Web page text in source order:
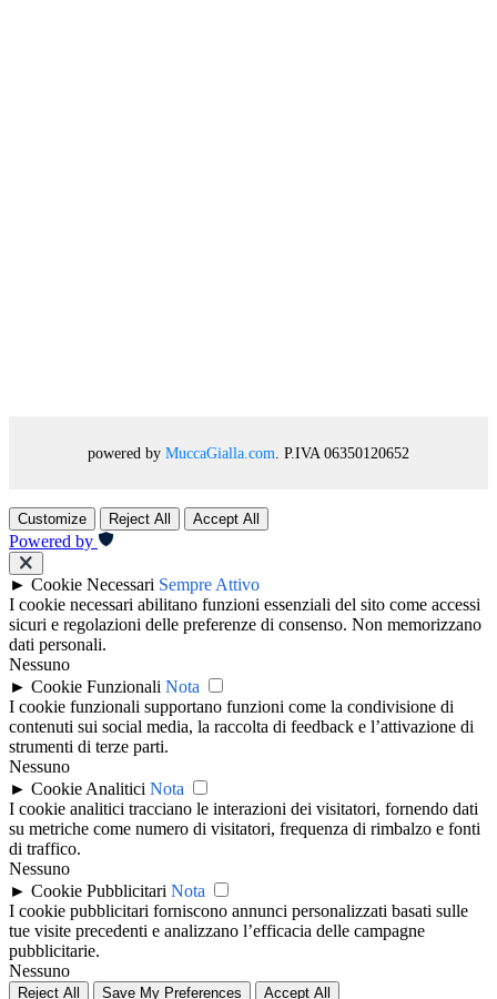
powered by MuccaGialla.com . P.IVA 06350120652
Customize Reject All Accept All
Powered by
► Cookie Necessari Sempre Attivo
I cookie necessari abilitano funzioni essenziali del sito come accessi
sicuri e regolazioni delle preferenze di consenso. Non memorizzano
dati personali.
Nessuno
► Cookie Funzionali Nota
I cookie funzionali supportano funzioni come la condivisione di
contenuti sui social media, la raccolta di feedback e l’attivazione di
strumenti di terze parti.
Nessuno
► Cookie Analitici Nota
I cookie analitici tracciano le interazioni dei visitatori, fornendo dati
su metriche come numero di visitatori, frequenza di rimbalzo e fonti
di traffico.
Nessuno
► Cookie Pubblicitari Nota
I cookie pubblicitari forniscono annunci personalizzati basati sulle
tue visite precedenti e analizzano l’efficacia delle campagne
pubblicitarie.
Nessuno
Reject All Save My Preferences Accept All